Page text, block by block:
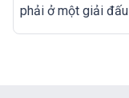
phải ở một giải